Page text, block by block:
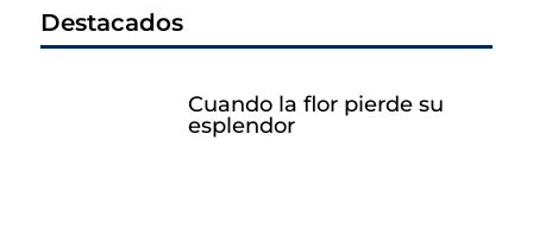
Destacados
Cuando la flor pierde su
esplendor